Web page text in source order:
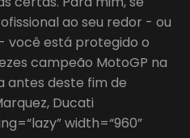
ao seu redor - ou
você está protegido o
campeão MotoGP na
antes deste fim de
Ducati
width=“960”